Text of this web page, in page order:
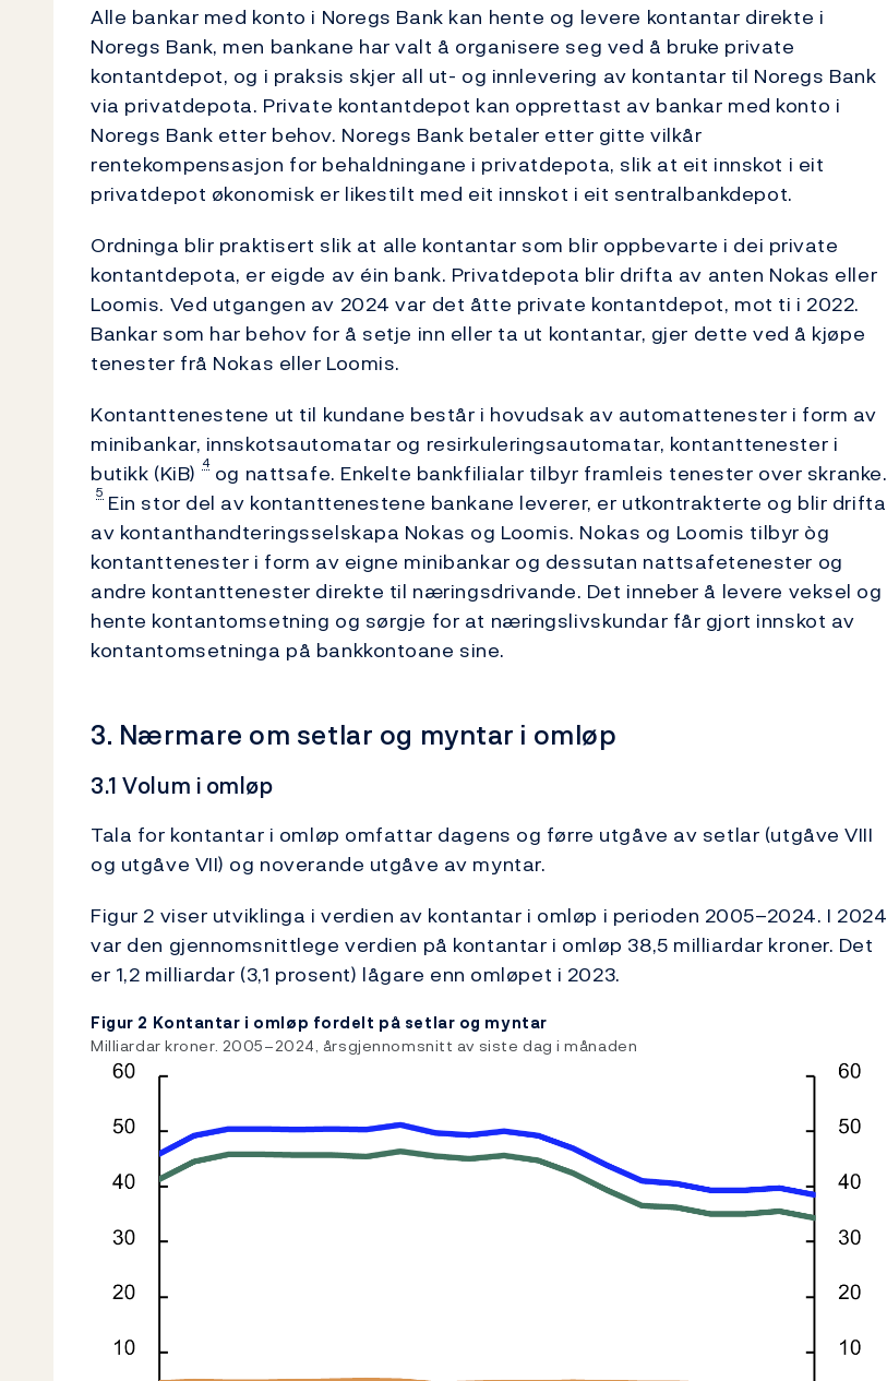
Alle bankar med konto i Noregs Bank kan hente og levere kontantar direkte i
Noregs Bank, men bankane har valt å organisere seg ved å bruke private
kontantdepot, og i praksis skjer all ut- og innlevering av kontantar til Noregs Bank
via privatdepota. Private kontantdepot kan opprettast av bankar med konto i
Noregs Bank etter behov. Noregs Bank betaler etter gitte vilkår
rentekompensasjon for behaldningane i privatdepota, slik at eit innskot i eit
privatdepot økonomisk er likestilt med eit innskot i eit ­sentralbankdepot.
Ordninga blir praktisert slik at alle kontantar som blir oppbevarte i dei private
kontantdepota, er eigde av éin bank. Privatdepota blir drifta av anten Nokas eller
Loomis. Ved utgangen av 2024 var det åtte private ­kontantdepot, mot ti i 2022.
Bankar som har behov for å setje inn eller ta ut kontantar, gjer dette ved å kjøpe
tenester frå Nokas eller Loomis.
Kontanttenestene ut til kundane består i hovudsak av automattenester i form av
minibankar, innskotsautomatar og resirkuleringsautomatar, ­kontanttenester i
butikk (KiB) 4og nattsafe. Enkelte bankfilialar tilbyr ­framleis tenester over skranke.
5Ein stor del av kontanttenestene bankane leverer, er utkontrakterte og blir drifta
av kontanthandteringsselskapa Nokas og Loomis. Nokas og Loomis tilbyr òg
kontanttenester i form av eigne minibankar og dessutan nattsafetenester og
andre ­kontanttenester direkte til næringsdrivande. Det inneber å levere veksel og
hente kontantomsetning og sørgje for at næringslivskundar får gjort innskot av
kontantomsetninga på bankkontoane sine.
3. Nærmare om setlar og myntar i omløp
3.1 Volum i omløp
Tala for kontantar i omløp omfattar dagens og førre utgåve av setlar (utgåve VIII
og utgåve VII) og noverande utgåve av myntar.
Figur 2 viser utviklinga i verdien av kontantar i omløp i perioden ­2005–2024. I 2024
var den gjennomsnittlege verdien på kontantar i omløp 38,5 milliardar kroner. Det
er 1,2 milliardar (3,1 prosent) lågare enn omløpet i 2023.
Figur 2 Kontantar i omløp fordelt på setlar og myntar
Milliardar kroner. 2005–2024, årsgjennomsnitt av siste dag i månaden